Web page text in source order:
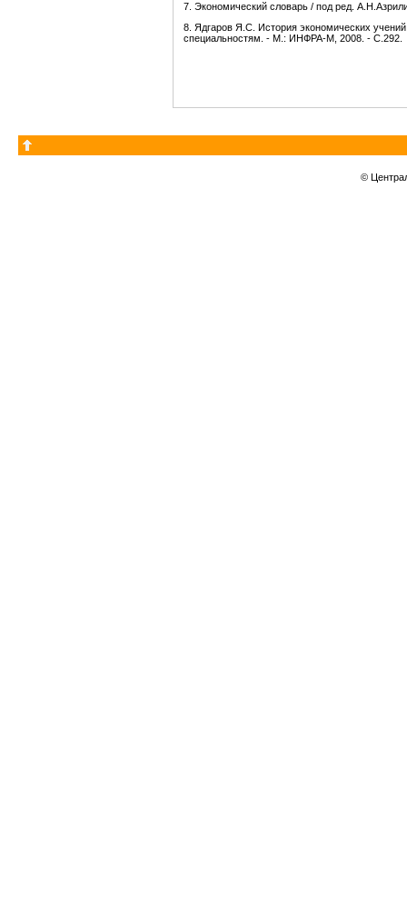
7. Экономический словарь / под ред.
8. Ядгаров Я.С. История экономических
специальностям. - М.: ИНФРА-М, 2008. - С.292.
©